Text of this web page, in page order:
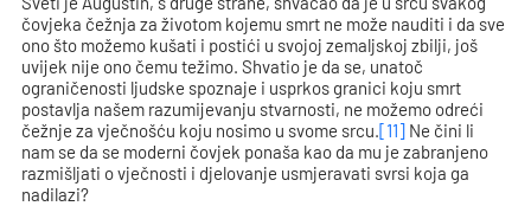
čovjeka čežnja za životom kojemu smrt ne može nauditi i da sve
ono što možemo kušati i postići u svojoj zemaljskoj zbilji, još
uvijek nije ono čemu težimo. Shvatio je da se, unatoč
ograničenosti ljudske spoznaje i usprkos granici koju smrt
postavlja našem razumijevanju stvarnosti, ne možemo odreći
čežnje za vječnošću koju nosimo u svome srcu.[11] Ne čini li
nam se da se moderni čovjek ponaša kao da mu je zabranjeno
razmišljati o vječnosti i djelovanje usmjeravati svrsi koja ga
nadilazi?